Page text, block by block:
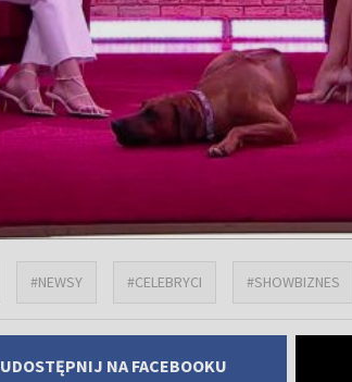
#NEWSY #CELEBRYCI #SHOWBIZNES
UDOSTĘPNIJ NA FACEBOOKU